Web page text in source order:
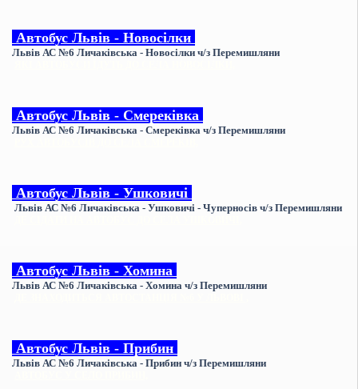
Автобус Львів - Новосілки
Львів АС №6 Личаківська - Новосілки ч/з Перемишляни
Автобус Львів - Смереківка
Львів АС №6 Личаківська - Смереківка ч/з Перемишляни
Автобус Львів - Ушковичі
Львів АС №6 Личаківська - Ушковичі - Чуперносів ч/з Перемишляни
Автобус Львів - Хомина
Львів АС №6 Личаківська - Хомина ч/з Перемишляни
Автобус Львів - Прибин
Львів АС №6 Личаківська - Прибин ч/з Перемишляни